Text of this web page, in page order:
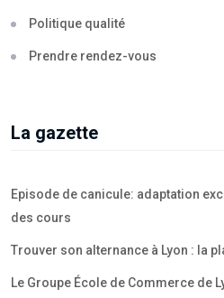
Politique qualité
Prendre rendez-vous
La gazette
Episode de canicule: adaptation
des cours
Trouver son alternance à Lyon : la
Le Groupe École de Commerce de